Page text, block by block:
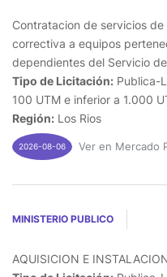
Contratacion de servicios
correctiva a equipos
dependientes del Servicio
Tipo de Licitación: Publica-
100 UTM e inferior a 1.000
Región: Los Rios
2026-08-06 Ver en Mercado
MINISTERIO PUBLICO
AQUISICION E